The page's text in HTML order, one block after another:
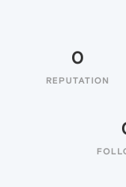
0
REPUTATION